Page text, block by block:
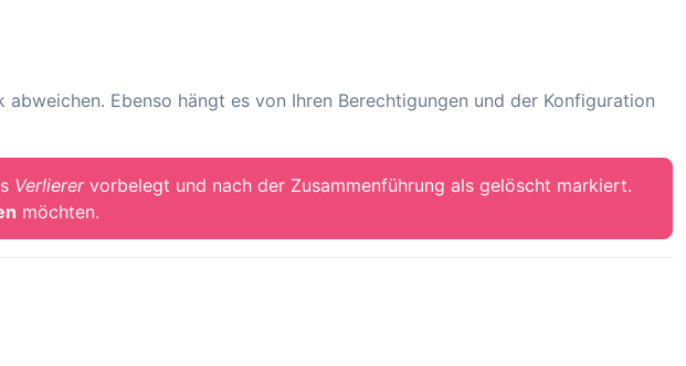
Ebenso hängt es von Ihren Berechtigungen und der Konfiguration
Verlierervorbelegt und nach der Zusammenführung als gelöscht markiert.
möchten.